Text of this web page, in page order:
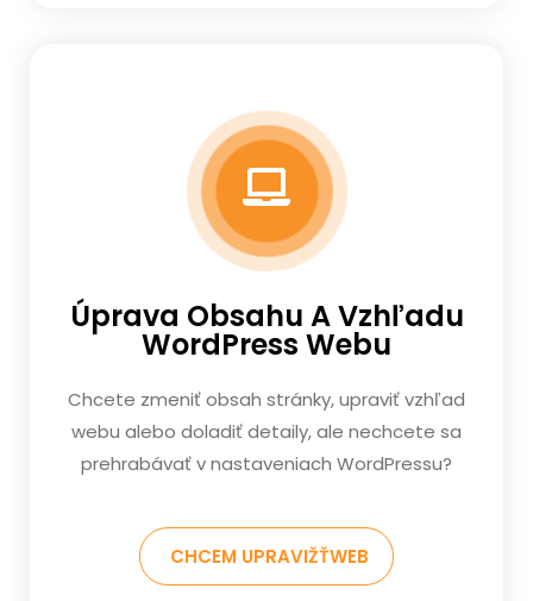
Úprava Obsahu A Vzhľadu
WordPress Webu
Chcete zmeniť obsah stránky, upraviť vzhľad
webu alebo doladiť detaily, ale nechcete sa
prehrabávať v nastaveniach WordPressu?
CHCEM UPRAVIŽŤWEB